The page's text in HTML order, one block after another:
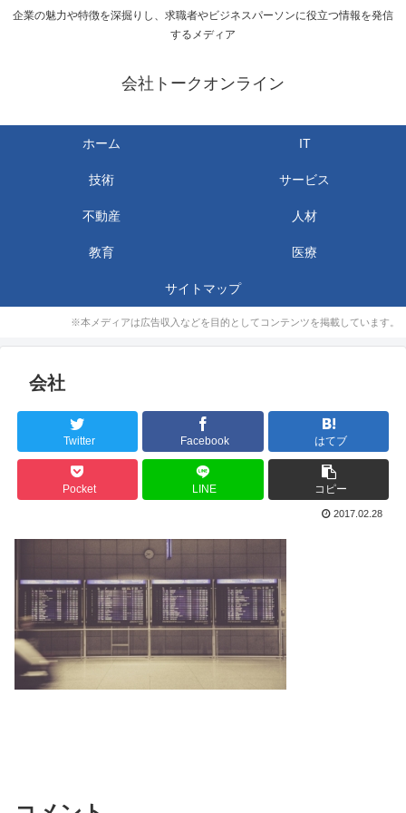
企業の魅力や特徴を深掘りし、求職者やビジネスパーソンに役立つ情報を発信
するメディア
会社トークオンライン
ホーム IT
技術 サービス
不動産 人材
教育 医療
サイトマップ
※本メディアは広告収入などを目的としてコンテンツを掲載しています。
会社
Twitter Facebook はてブ
Pocket LINE コピー
2017.02.28